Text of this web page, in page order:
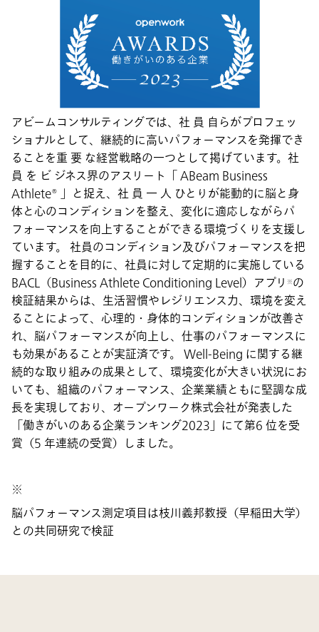
アビームコンサルティングでは、社 員 自らがプロフェッ
ショナルとして、継続的に高いパフォーマンスを発揮でき
ることを重 要 な経営戦略の一つとして掲げています。社
員 を ビ ジネス界のアスリート「 ABeam Business
Athlete® 」と捉え、社 員 一 人 ひとりが能動的に脳と身
体と心のコンディションを整え、変化に適応しながらパ
フォーマンスを向上することができる環境づくりを支援し
ています。 社員のコンディション及びパフォーマンスを把
握することを目的に、社員に対して定期的に実施している
BACL（Business Athlete Conditioning Level）アプリ ※の
検証結果からは、生活習慣やレジリエンス力、環境を変え
ることによって、心理的・身体的コンディションが改善さ
れ、脳パフォーマンスが向上し、仕事のパフォーマンスに
も効果があることが実証済です。 Well-Being に関する継
続的な取り組みの成果として、環境変化が大きい状況にお
いても、組織のパフォーマンス、企業業績ともに堅調な成
長を実現しており、オープンワーク株式会社が発表した
「働きがいのある企業ランキング2023」にて第6 位を受
賞（5 年連続の受賞）しました。
※
脳パフォーマンス測定項目は枝川義邦教授（早稲田大学）
との共同研究で検証